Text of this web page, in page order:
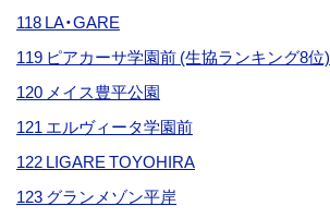
118 LA・GARE
119 ピアカーサ学園前 (生協ランキング8位)
120 メイス豊平公園
121 エルヴィータ学園前
122 LIGARE TOYOHIRA
123 グランメゾン平岸